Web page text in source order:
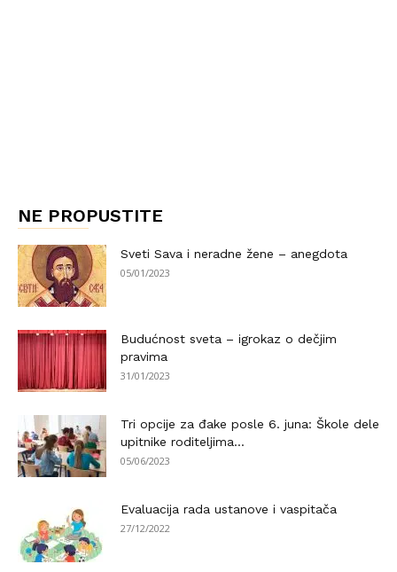
NE PROPUSTITE
Sveti Sava i neradne žene – anegdota
05/01/2023
Budućnost sveta – igrokaz o dečjim
pravima
31/01/2023
Tri opcije za đake posle 6. juna: Škole dele
upitnike roditeljima...
05/06/2023
Evaluacija rada ustanove i vaspitača
27/12/2022